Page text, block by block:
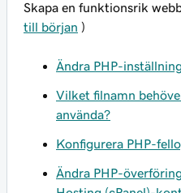
Skapa en funktionsrik
till början )
Ändra PHP-
Vilket filnamn
använda?
Konfigurera PHP-
Ändra PHP-